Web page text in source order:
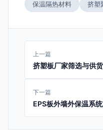
保温隔热材料 挤塑
上一篇
挤塑板厂家筛选与供
下一篇
EPS板外墙外保温系